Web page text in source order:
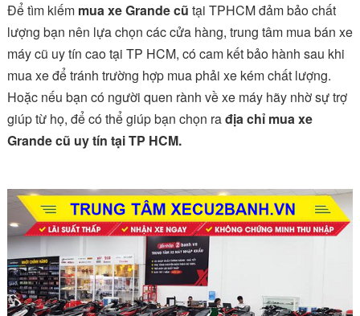
Để tìm kiếm mua xeGrandecũ tại TPHCM đảm bảo chất
lượng bạn nên lựa chọn các cửa hàng, trung tâm mua bán xe
máy cũ uy tín cao tại TP HCM, có cam kết bảo hành sau khi
mua xe để tránh trường hợp mua phải xe kém chất lượng.
Hoặc nếu bạn có người quen rành về xe máy hãy nhờ sự trợ
giúp từ họ, để có thể giúp bạn chọn rađịa chỉ mua xe
Grandecũ uy tín tại TP HCM.